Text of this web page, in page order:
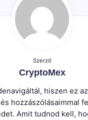
Szerző
CryptoMex
hiszen ez
hozzászólásaimmal
Amit tudnod kell,